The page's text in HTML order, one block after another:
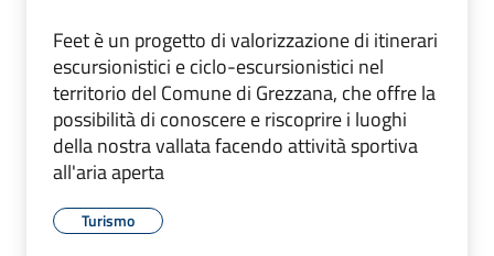
Feet è un progetto di valorizzazione di itinerari
escursionistici e ciclo-escursionistici nel
territorio del Comune di Grezzana, che offre la
possibilità di conoscere e riscoprire i luoghi
della nostra vallata facendo attività sportiva
all'aria aperta
Turismo